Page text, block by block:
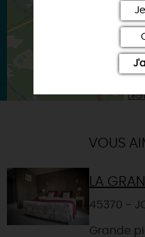
VOUS
LA
45370 -
Grande